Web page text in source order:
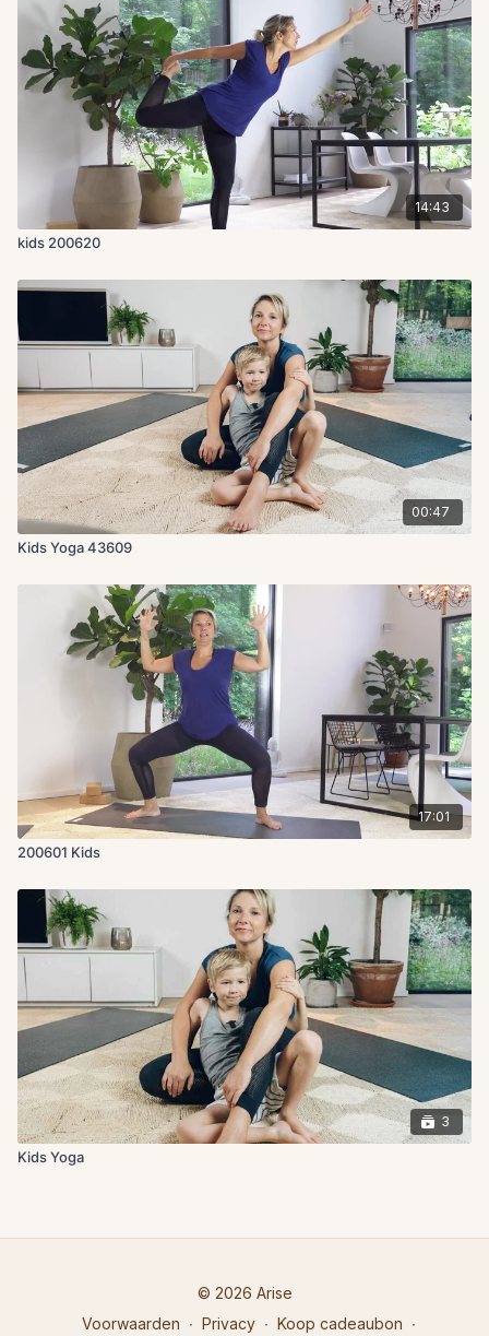
14:43
kids 200620
00:47
Kids Yoga 43609
17:01
200601 Kids
3
Kids Yoga
© 2026 Arise
Voorwaarden ∙ Privacy ∙ Koop cadeaubon ∙